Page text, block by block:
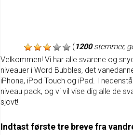
(1200stemmer,
Velkommen! Vi har alle svarene og
niveauer i Word Bubbles, det
iPhone, iPod Touch og iPad. I
niveau pack, og vi vil vise dig alle de
sjovt!
Indtast første tre breve fra